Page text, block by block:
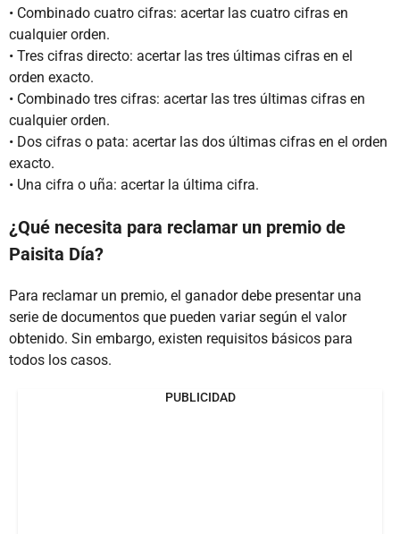
• Combinado cuatro cifras: acertar las cuatro cifras en
cualquier orden.
• Tres cifras directo: acertar las tres últimas cifras en el
orden exacto.
• Combinado tres cifras: acertar las tres últimas cifras en
cualquier orden.
• Dos cifras o pata: acertar las dos últimas cifras en el orden
exacto.
• Una cifra o uña: acertar la última cifra.
¿Qué necesita para reclamar un premio de
Paisita Día?
Para reclamar un premio, el ganador debe presentar una
serie de documentos que pueden variar según el valor
obtenido. Sin embargo, existen requisitos básicos para
todos los casos.
PUBLICIDAD